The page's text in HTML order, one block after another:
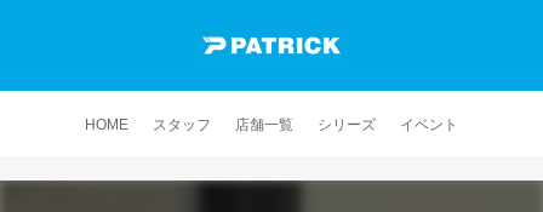
HOME スタッフ 店舗一覧 シリーズ イベント